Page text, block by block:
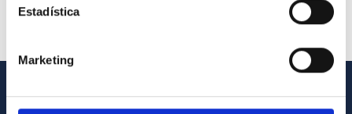
Estadística
Marketing
GENERAL INFORMATION